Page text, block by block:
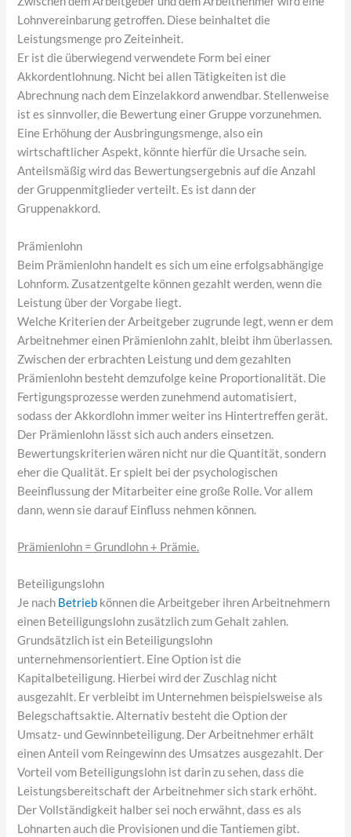
Lohnvereinbarung getroffen. Diese beinhaltet die
Leistungsmenge pro Zeiteinheit.
Er ist die überwiegend verwendete Form bei einer
Akkordentlohnung. Nicht bei allen Tätigkeiten ist die
Abrechnung nach dem Einzelakkord anwendbar. Stellenweise
ist es sinnvoller, die Bewertung einer Gruppe vorzunehmen.
Eine Erhöhung der Ausbringungsmenge, also ein
wirtschaftlicher Aspekt, könnte hierfür die Ursache sein.
Anteilsmäßig wird das Bewertungsergebnis auf die Anzahl
der Gruppenmitglieder verteilt. Es ist dann der
Gruppenakkord.
Prämienlohn
Beim Prämienlohn handelt es sich um eine erfolgsabhängige
Lohnform. Zusatzentgelte können gezahlt werden, wenn die
Leistung über der Vorgabe liegt.
Welche Kriterien der Arbeitgeber zugrunde legt, wenn er dem
Arbeitnehmer einen Prämienlohn zahlt, bleibt ihm überlassen.
Zwischen der erbrachten Leistung und dem gezahlten
Prämienlohn besteht demzufolge keine Proportionalität. Die
Fertigungsprozesse werden zunehmend automatisiert,
sodass der Akkordlohn immer weiter ins Hintertreffen gerät.
Der Prämienlohn lässt sich auch anders einsetzen.
Bewertungskriterien wären nicht nur die Quantität, sondern
eher die Qualität. Er spielt bei der psychologischen
Beeinflussung der Mitarbeiter eine große Rolle. Vor allem
dann, wenn sie darauf Einfluss nehmen können.
Prämienlohn = Grundlohn + Prämie.
Beteiligungslohn
Je nach Betrieb können die Arbeitgeber ihren Arbeitnehmern
einen Beteiligungslohn zusätzlich zum Gehalt zahlen.
Grundsätzlich ist ein Beteiligungslohn
unternehmensorientiert. Eine Option ist die
Kapitalbeteiligung. Hierbei wird der Zuschlag nicht
ausgezahlt. Er verbleibt im Unternehmen beispielsweise als
Belegschaftsaktie. Alternativ besteht die Option der
Umsatz- und Gewinnbeteiligung. Der Arbeitnehmer erhält
einen Anteil vom Reingewinn des Umsatzes ausgezahlt. Der
Vorteil vom Beteiligungslohn ist darin zu sehen, dass die
Leistungsbereitschaft der Arbeitnehmer sich stark erhöht.
Der Vollständigkeit halber sei noch erwähnt, dass es als
Lohnarten auch die Provisionen und die Tantiemen gibt.